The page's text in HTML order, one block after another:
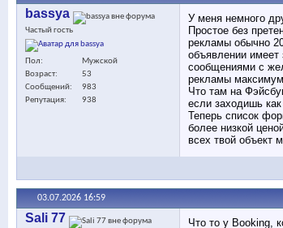
bassya
Частый гость
Пол
Мужской
Возраст
53
Сообщений
983
Репутация
938
У меня немного
Простое без
рекламы обычно
объявлении имеет
сообщениями с
рекламы
Что там на
если заходишь
Теперь список
более низкой
всех твой объект
03.07.2026 16:59
Sali 77 Что то у Booking,